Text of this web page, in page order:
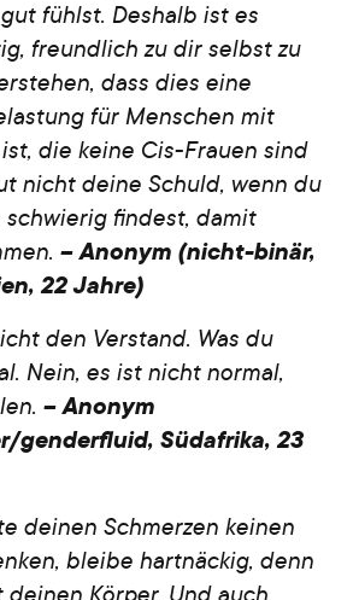
fühlst. Deshalb ist es
freundlich zu dir selbst zu
dass dies eine
für Menschen mit
die keine Cis-Frauen sind
nicht deine Schuld, wenn du
findest, damit
– Anonym (nicht-binär,
22 Jahre)
den Verstand. Was du
Nein, es ist nicht normal,
– Anonym
genderfluid, Südafrika, 23
deinen Schmerzen keinen
bleibe hartnäckig, denn